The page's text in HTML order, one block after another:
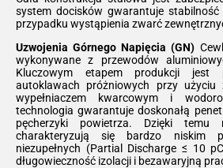
system docisków gwarantuje
przypadku wystąpienia zwarć
Uzwojenia Górnego Napięcia (GN)
wykonywane z przewodów
Kluczowym etapem produkcji jest
autoklawach próżniowych przy użyciu
wypełniaczem kwarcowym i
technologia gwarantuje doskonałą
pęcherzyki powietrza. Dzięki temu
charakteryzują się bardzo niskim
niezupełnych (Partial Discharge ≤ 10
długowieczność izolacji i bezawaryjną